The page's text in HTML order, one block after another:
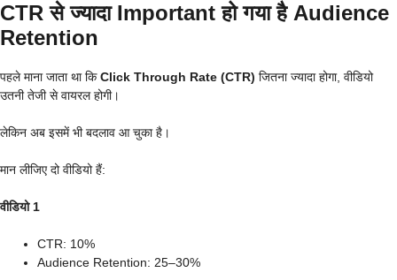
CTR से ज्यादा Important हो गया है Audience
Retention
पहले माना जाता था किClick Through Rate (CTR) जितना ज्यादा होगा, वीडियो
उतनी तेजी से वायरल होगी।
लेकिन अब इसमें भी बदलाव आ चुका है।
मान लीजिए दो वीडियो हैं:
वीडियो 1
CTR: 10%
Audience Retention: 25–30%